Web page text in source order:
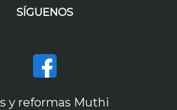
SÍGUENOS
y reformas Muthi